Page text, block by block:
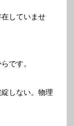
していませ
です。
しない。物理